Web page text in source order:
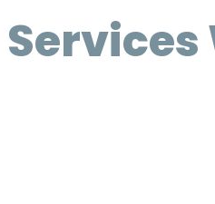
Services